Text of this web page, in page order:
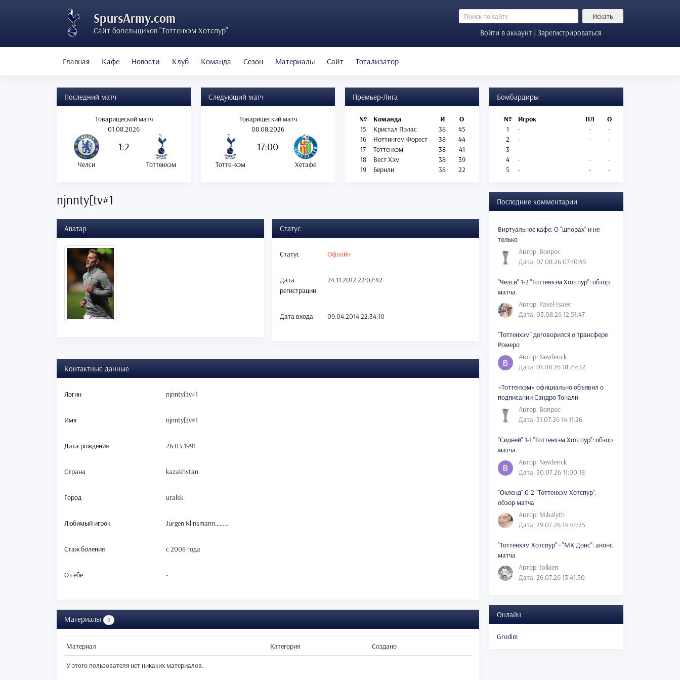
SpursArmy.com
Сайт болельщиков "Тоттенхэм Хотспур"
Искать
Войти в аккаунт | Зарегистрироваться
Главная Кафе Новости Клуб Команда Сезон Материалы Сайт Тотализатор
Последний матч
Товарищеский матч
01.08.2026
1:2
Челси Тоттенхэм
Следующий матч
Товарищеский матч
08.08.2026
17:00
Тоттенхэм Хетафе
Премьер-Лига
№ Команда И
О
15
Кристал Пэлас 38
45
16
Ноттингем Форест 38
44
17
Тоттенхэм 38
41
18
Вест Хэм 38
39
19
Бернли 38 22
Бомбардиры
№ Игрок ПЛ
О
1
- -
-
2
- -
-
3
- -
-
4
- -
-
5
- - -
njnnty[tv#1
Аватар Статус
Статус Офлайн
Дата
регистрации
24.11.2012 22:02:42
Дата входа 09.04.2014 22:34:10
Контактные данные
Логин njnnty[tv#1
Имя njnnty[tv#1
Дата рождения 26.03.1991
Страна kazakhstan
Город uralsk
Любимый игрок Jürgen Klinsmann.........
Стаж боления c 2008 года
О себе -
Материалы 0
Материал Категория Создано
У этого пользователя нет никаких материалов.
Последние комментарии
Виртуальное кафе: О "шпорах" и не
только
Автор: Вопрос
Дата: 07.08.26 07:10:45
"Челси" 1-2 "Тоттенхэм Хотспур": обзор
матча
Автор: Pavel-Isaev
Дата: 03.08.26 12:51:47
"Тоттенхэм" договорился о трансфере
Ромеро
Автор: Nevderick
Дата: 01.08.26 18:29:32
«Тоттенхэм» официально объявил о
подписании Сандро Тонали
Автор: Вопрос
Дата: 31.07.26 14:11:26
"Сидней" 1-1 "Тоттенхэм Хотспур": обзор
матча
Автор: Nevderick
Дата: 30.07.26 11:00:18
"Окленд" 0-2 "Тоттенхэм Хотспур":
обзор матча
Автор: Mihalyth
Дата: 29.07.26 14:48:25
"Тоттенхэм Хотспур" - "МК Донс": анонс
матча
Автор: tolkien
Дата: 26.07.26 13:41:50
Онлайн
Grodim